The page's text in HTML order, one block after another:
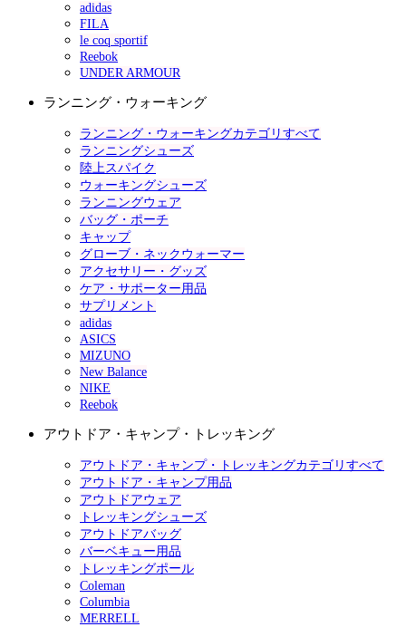
adidas
FILA
le coq sportif
Reebok
UNDER ARMOUR
ランニング・ウォーキング
ランニング・ウォーキングカテゴリすべて
ランニングシューズ
陸上スパイク
ウォーキングシューズ
ランニングウェア
バッグ・ポーチ
キャップ
グローブ・ネックウォーマー
アクセサリー・グッズ
ケア・サポーター用品
サプリメント
adidas
ASICS
MIZUNO
New Balance
NIKE
Reebok
アウトドア・キャンプ・トレッキング
アウトドア・キャンプ・トレッキングカテゴリすべて
アウトドア・キャンプ用品
アウトドアウェア
トレッキングシューズ
アウトドアバッグ
バーベキュー用品
トレッキングポール
Coleman
Columbia
MERRELL